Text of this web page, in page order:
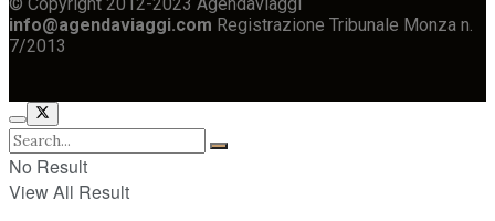
info@agendaviaggi.com Registrazione Tribunale Monza n.
7/2013
No Result
View All Result